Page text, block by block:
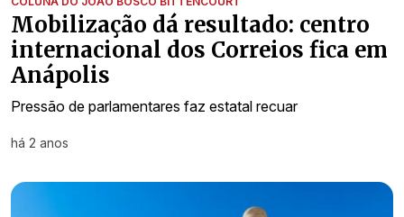
Mobilização dá resultado: centro
internacional dos Correios fica em
Anápolis
Pressão de parlamentares faz estatal recuar
há 2 anos